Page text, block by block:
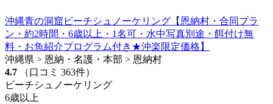
沖縄青の洞窟ビーチシュノーケリング【恩納村・合同プラ
ン・約2時間・6歳以上・1名可・水中写真別途・餌付け無
料・お魚紹介プログラム付き★沖楽限定価格】
沖縄県 > 恩納・名護・本部 > 恩納村
4.7
（口コミ 363件）
ビーチシュノーケリング
6歳以上